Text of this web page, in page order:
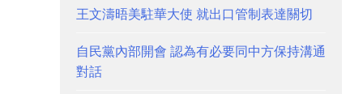
王文濤晤美駐華大使 就出口管制表達關切
自民黨內部開會 認為有必要同中方保持溝通
對話